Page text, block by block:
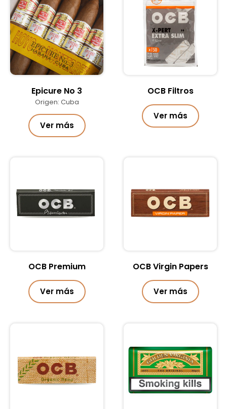
Epicure No 3
Origen: Cuba
Ver más
OCB Filtros
Ver más
OCB Premium
Ver más
OCB Virgin Papers
Ver más